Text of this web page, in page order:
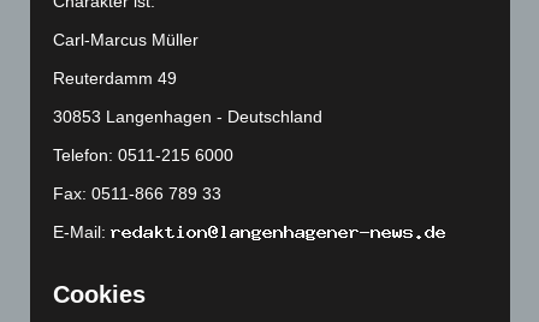
Juli 2024
Januar 2024(111)
Dezember 2023
Carl-Marcus Müller
Reuterdamm 49
30853 Langenhagen - Deutschland
Telefon: 0511-215 6000
Fax: 0511-866 789 33
E-Mail:
Cookies